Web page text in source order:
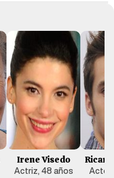
Irene Visedo
Actriz, 48 años